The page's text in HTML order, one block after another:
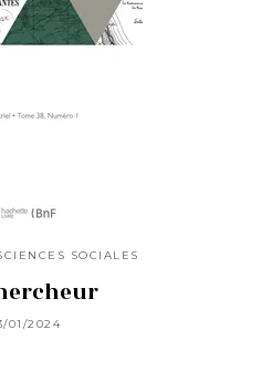
SOCIALES
01/2024